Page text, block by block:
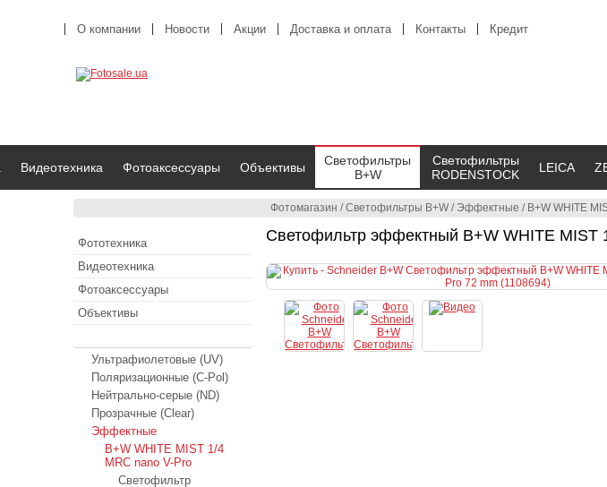
Фотомагазин /Светофильтры B+W / Эффектные / B+W WHITE
Светофильтр эффектный B+W WHITE MIST
О компании Новости Акции Доставка и оплата Контакты Кредит
Видеотехника Фотоаксессуары Объективы
Светофильтры
B+W
Светофильтры
RODENSTOCK
LEICA
Фототехника
Видеотехника
Фотоаксессуары
Объективы
Ультрафиолетовые (UV)
Поляризационные (C-Pol)
Нейтрально-серые (ND)
Прозрачные (Clear)
Эффектные
B+W WHITE MIST 1/4
MRC nano V-Pro
Светофильтр